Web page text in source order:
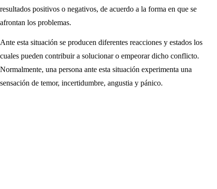
resultados positivos o negativos, de acuerdo a la forma en que se
afrontan los problemas.
Ante esta situación se producen diferentes reacciones y estados los
cuales pueden contribuir a solucionar o empeorar dicho conflicto.
Normalmente, una persona ante esta situación experimenta una
sensación de temor, incertidumbre, angustia y pánico.